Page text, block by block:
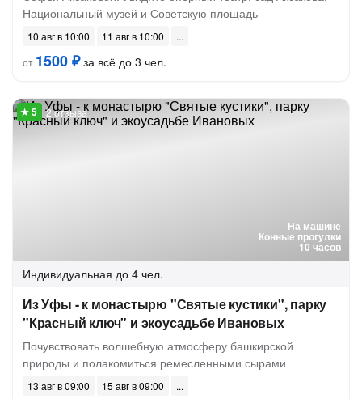
Национальный музей и Советскую площадь
10 авг в 10:00
11 авг в 10:00
от 1500 ₽за всё до 3 чел.
На машине
Конные прогулки
10 часов
2 отзыва
Индивидуальная до 4 чел.
Из Уфы - к монастырю "Святые кустики", парку
"Красный ключ" и экоусадьбе Ивановых
Почувствовать волшебную атмосферу башкирской
природы и полакомиться ремесленными сырами
13 авг в 09:00
15 авг в 09:00